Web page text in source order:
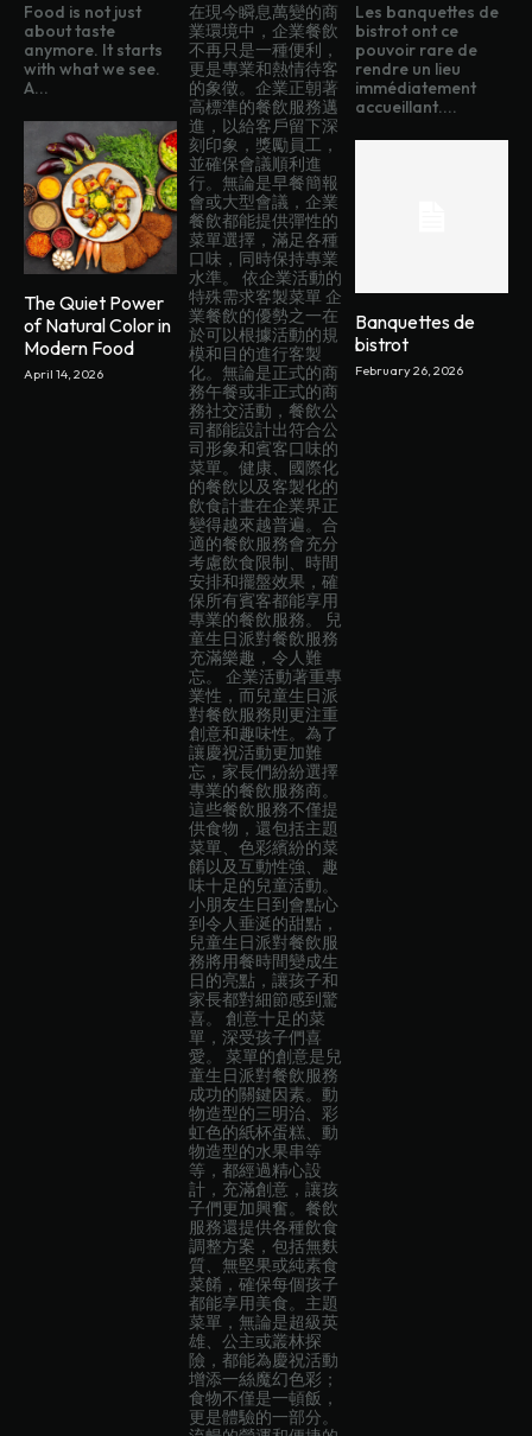
Food is not just
about taste
anymore. It starts
with what we see.
A...
The Quiet Power
of Natural Color in
Modern Food
April 14, 2026
在現今瞬息萬變的商
業環境中，企業餐飲
不再只是一種便利，
更是專業和熱情待客
的象徵。企業正朝著
高標準的餐飲服務邁
進，以給客戶留下深
刻印象，獎勵員工，
並確保會議順利進
行。無論是早餐簡報
會或大型會議，企業
餐飲都能提供彈性的
菜單選擇，滿足各種
口味，同時保持專業
水準。 依企業活動的
特殊需求客製菜單 企
業餐飲的優勢之一在
於可以根據活動的規
模和目的進行客製
化。無論是正式的商
務午餐或非正式的商
務社交活動，餐飲公
司都能設計出符合公
司形象和賓客口味的
菜單。健康、國際化
的餐飲以及客製化的
飲食計畫在企業界正
變得越來越普遍。合
適的餐飲服務會充分
考慮飲食限制、時間
安排和擺盤效果，確
保所有賓客都能享用
專業的餐飲服務。 兒
童生日派對餐飲服務
充滿樂趣，令人難
忘。 企業活動著重專
業性，而兒童生日派
對餐飲服務則更注重
創意和趣味性。為了
讓慶祝活動更加難
忘，家長們紛紛選擇
專業的餐飲服務商。
這些餐飲服務不僅提
供食物，還包括主題
菜單、色彩繽紛的菜
餚以及互動性強、趣
味十足的兒童活動。
小朋友生日到會點心
到令人垂涎的甜點，
兒童生日派對餐飲服
務將用餐時間變成生
日的亮點，讓孩子和
家長都對細節感到驚
喜。 創意十足的菜
單，深受孩子們喜
愛。 菜單的創意是兒
童生日派對餐飲服務
成功的關鍵因素。動
物造型的三明治、彩
虹色的紙杯蛋糕、動
物造型的水果串等
等，都經過精心設
計，充滿創意，讓孩
子們更加興奮。餐飲
服務還提供各種飲食
調整方案，包括無麩
質、無堅果或純素食
菜餚，確保每個孩子
都能享用美食。主題
菜單，無論是超級英
雄、公主或叢林探
險，都能為慶祝活動
增添一絲魔幻色彩；
食物不僅是一頓飯，
更是體驗的一部分。
Les banquettes de
bistrot ont ce
pouvoir rare de
rendre un lieu
immédiatement
accueillant....
Banquettes de
bistrot
February 26, 2026